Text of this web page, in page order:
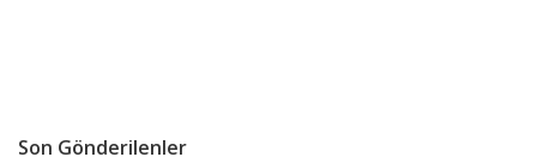
Son Gönderilenler